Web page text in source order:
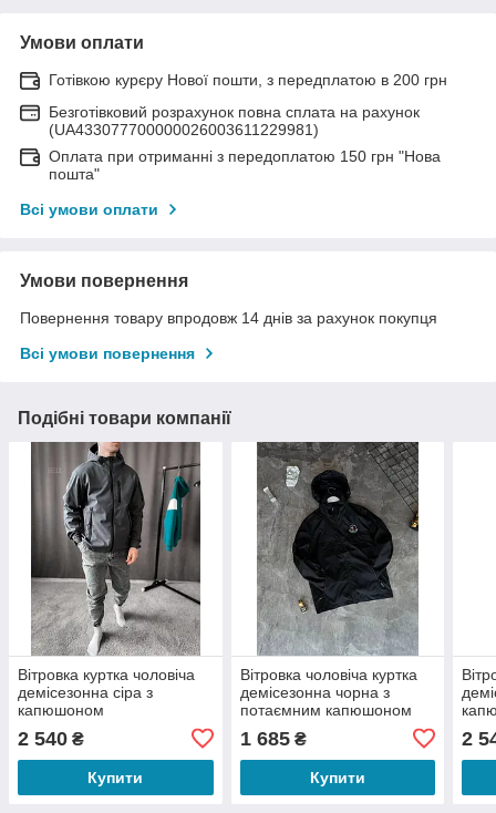
Умови оплати
Готівкою курєру Нової пошти, з передплатою в 200 грн
Безготівковий розрахунок повна сплата на рахунок
(UA433077700000026003611229981)
Оплата при отриманні з передоплатою 150 грн "Нова
пошта"
Всі умови оплати
Умови повернення
Повернення товару впродовж 14 днів за рахунок покупця
Всі умови повернення
Подібні товари компанії
Вітровка куртка чоловіча
демісезонна сіра з
капюшоном
2 540 ₴
Купити
Вітровка чоловіча куртка
демісезонна чорна з
потаємним капюшоном
1 685₴
Купити
2